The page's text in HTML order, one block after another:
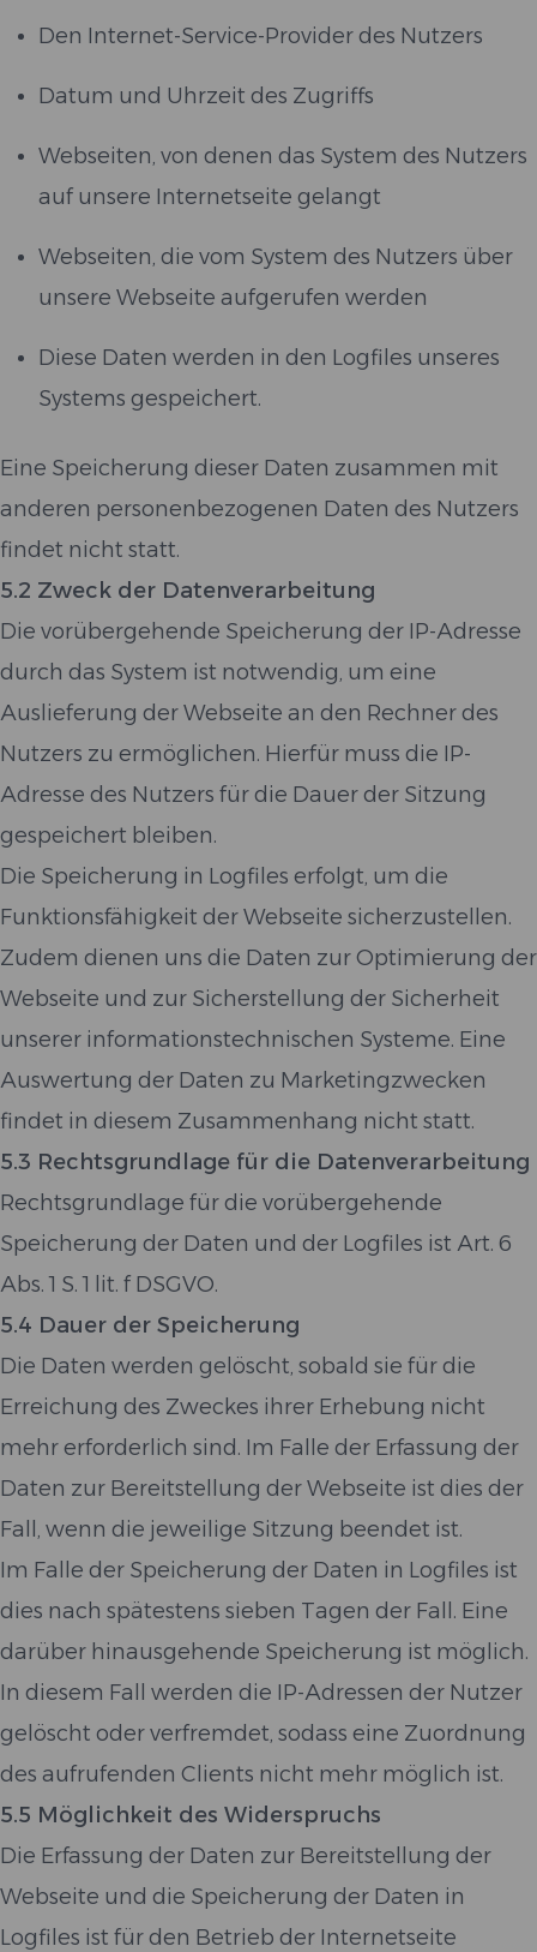
Den Internet-Service-Provider des Nutzers
Datum und Uhrzeit des Zugriffs
Webseiten, von denen das System des Nutzers
auf unsere Internetseite gelangt
Webseiten, die vom System des Nutzers über
unsere Webseite aufgerufen werden
Diese Daten werden in den Logfiles unseres
Systems gespeichert.
Eine Speicherung dieser Daten zusammen mit
anderen personenbezogenen Daten des Nutzers
findet nicht statt.
5.2 Zweck der Datenverarbeitung
Die vorübergehende Speicherung der IP-Adresse
durch das System ist notwendig, um eine
Auslieferung der Webseite an den Rechner des
Nutzers zu ermöglichen. Hierfür muss die IP-
Adresse des Nutzers für die Dauer der Sitzung
gespeichert bleiben.
Die Speicherung in Logfiles erfolgt, um die
Funktionsfähigkeit der Webseite sicherzustellen.
Zudem dienen uns die Daten zur Optimierung der
Webseite und zur Sicherstellung der Sicherheit
unserer informationstechnischen Systeme. Eine
Auswertung der Daten zu Marketingzwecken
findet in diesem Zusammenhang nicht statt.
5.3 Rechtsgrundlage für die Datenverarbeitung
Rechtsgrundlage für die vorübergehende
Speicherung der Daten und der Logfiles ist Art. 6
Abs. 1 S. 1 lit. f DSGVO.
5.4 Dauer der Speicherung
Die Daten werden gelöscht, sobald sie für die
Erreichung des Zweckes ihrer Erhebung nicht
mehr erforderlich sind. Im Falle der Erfassung der
Daten zur Bereitstellung der Webseite ist dies der
Fall, wenn die jeweilige Sitzung beendet ist.
Im Falle der Speicherung der Daten in Logfiles ist
dies nach spätestens sieben Tagen der Fall. Eine
darüber hinausgehende Speicherung ist möglich.
In diesem Fall werden die IP-Adressen der Nutzer
gelöscht oder verfremdet, sodass eine Zuordnung
des aufrufenden Clients nicht mehr möglich ist.
5.5 Möglichkeit des Widerspruchs
Die Erfassung der Daten zur Bereitstellung der
Webseite und die Speicherung der Daten in
Logfiles ist für den Betrieb der Internetseite